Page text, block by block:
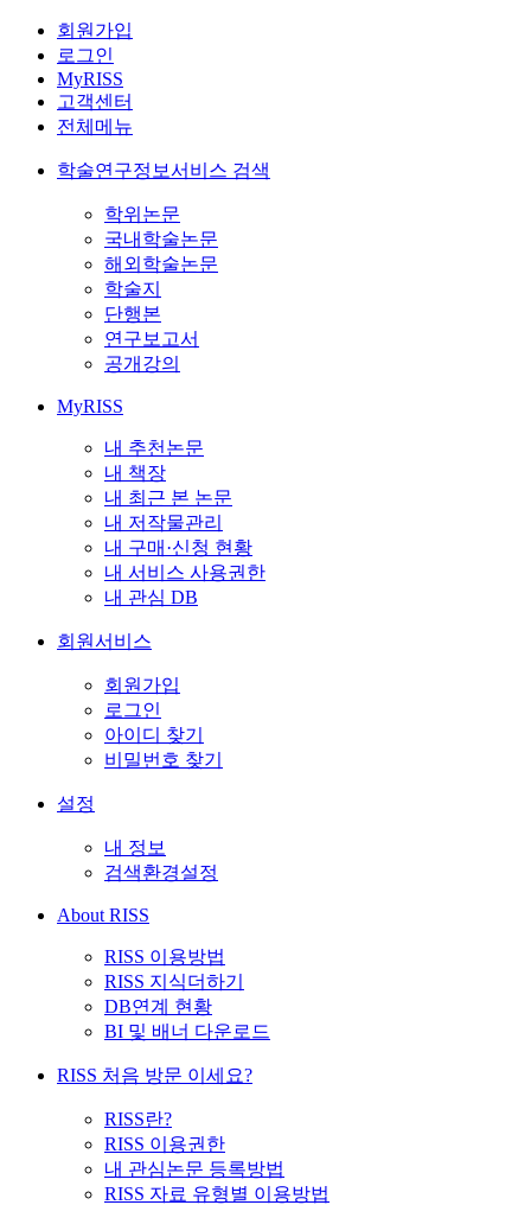
회원가입
로그인
MyRISS
고객센터
전체메뉴
학술연구정보서비스 검색
학위논문
국내학술논문
해외학술논문
학술지
단행본
연구보고서
공개강의
MyRISS
내 추천논문
내 책장
내 최근 본 논문
내 저작물관리
내 구매·신청 현황
내 서비스 사용권한
내 관심 DB
회원서비스
회원가입
로그인
아이디 찾기
비밀번호 찾기
설정
내 정보
검색환경설정
About RISS
RISS 이용방법
RISS 지식더하기
DB연계 현황
BI 및 배너 다운로드
RISS 처음 방문 이세요?
RISS란?
RISS 이용권한
내 관심논문 등록방법
RISS 자료 유형별 이용방법